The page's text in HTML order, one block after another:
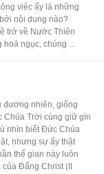
việc ấy là những
nội dung nào?
trở về Nước Thiên
ngục, chúng ...
đương nhiên, giống
Chúa Trời cùng giữ gìn
nhìn biết Đức Chúa
nhưng sự ấy thật
thế gian này luôn
Đấng Christ (II